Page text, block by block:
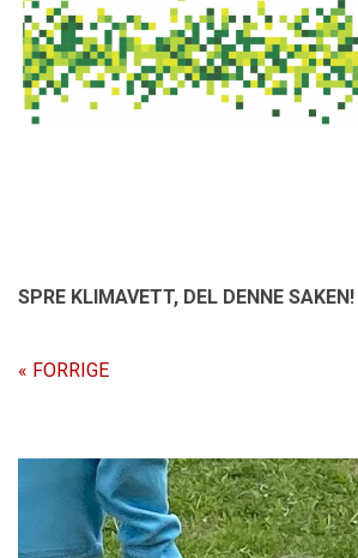
SPRE KLIMAVETT, DEL DENNE SAKEN!
« FORRIGE